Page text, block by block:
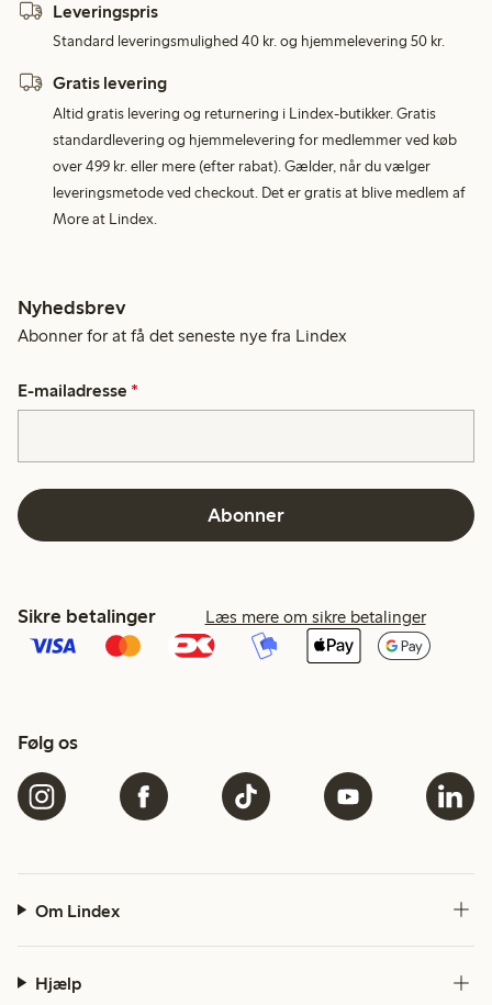
Leveringspris
Standard leveringsmulighed 40 kr. og hjemmelevering 50 kr.
Gratis levering
Altid gratis levering og returnering i Lindex-butikker. Gratis
standardlevering og hjemmelevering for medlemmer ved køb
over 499 kr. eller mere (efter rabat). Gælder, når du vælger
leveringsmetode ved checkout. Det er gratis at blive medlem af
More at Lindex.
Nyhedsbrev
Abonner for at få det seneste nye fra Lindex
E-mailadresse *
Abonner
Sikre betalinger Læs mere om sikre betalinger
Følg os
Om Lindex
Hjælp